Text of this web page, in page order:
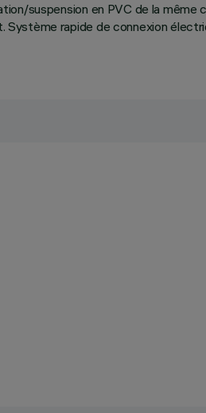
suspension en PVC de la
rapide de connexion